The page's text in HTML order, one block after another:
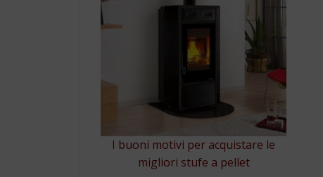
I buoni motivi per acquistare le
migliori stufe a pellet